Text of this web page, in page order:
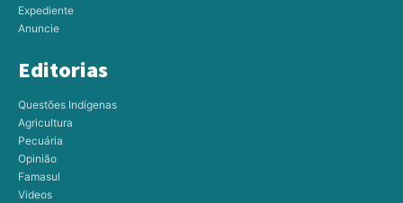
Expediente
Anuncie
Editorias
Questões Indígenas
Agricultura
Pecuária
Opinião
Famasul
Videos